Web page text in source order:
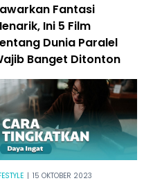
Fantasi
Ini 5 Film
Dunia Paralel
Banget Ditonton
| 15 OKTOBER 2023